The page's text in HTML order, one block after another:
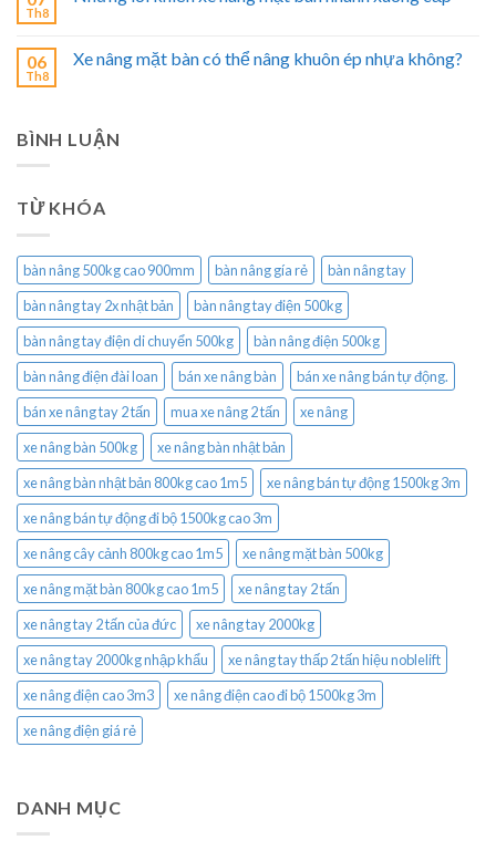
Th8
06
Th8
Xe nâng mặt bàn có thể nâng khuôn ép nhựa không?
BÌNH LUẬN
TỪ KHÓA
bàn nâng 500kg cao 900mm bàn nâng gía rẻ
bàn nâng tay
bàn nâng tay 2x nhật bản
bàn nâng tay điện 500kg
bàn nâng tay điện di chuyển 500kg
bàn nâng điện 500kg
bàn nâng điện đài loan
bán xe nâng bàn
bán xe nâng bán tự động.
bán xe nâng tay 2 tấn
mua xe nâng 2 tấn
xe nâng
xe nâng bàn 500kg
xe nâng bàn nhật bản
xe nâng bàn nhật bản 800kg cao 1m5
xe nâng bán tự động 1500kg 3m
xe nâng bán tự động đi bộ 1500kg cao 3m
xe nâng cây cảnh 800kg cao 1m5
xe nâng mặt bàn 500kg
xe nâng mặt bàn 800kg cao 1m5
xe nâng tay 2 tấn
xe nâng tay 2 tấn của đức
xe nâng tay 2000kg
xe nâng tay 2000kg nhập khẩu
xe nâng tay thấp 2 tấn hiệu noblelift
xe nâng điện cao 3m3
xe nâng điện cao đi bộ 1500kg 3m
xe nâng điện giá rẻ
DANH MỤC